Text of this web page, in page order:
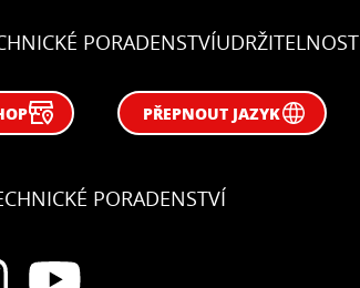
PORADENSTVÍUDRŽITELNOST
PŘEPNOUT JAZYK
PORADENSTVÍ